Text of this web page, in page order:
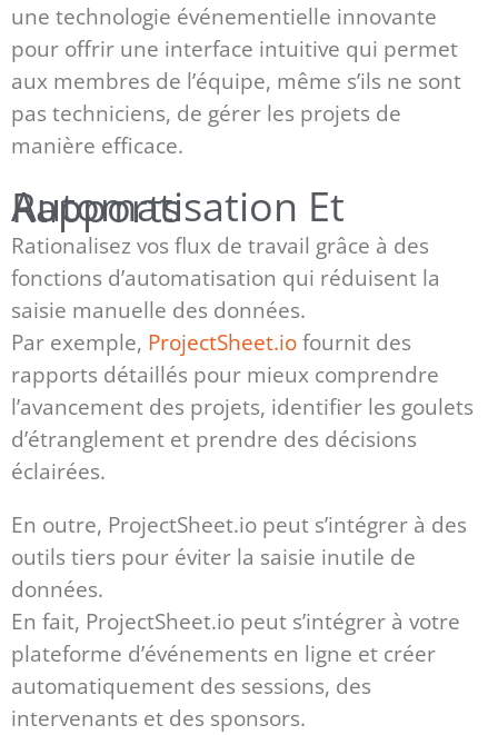
une technologie événementielle innovante
pour offrir une interface intuitive qui permet
aux membres de l’équipe, même s’ils ne sont
pas techniciens, de gérer les projets de
manière efficace.
Automatisation Et Rapports
Rationalisez vos flux de travail grâce à des
fonctions d’automatisation qui réduisent la
saisie manuelle des données.
Par exemple, ProjectSheet.iofournit des
rapports détaillés pour mieux comprendre
l’avancement des projets, identifier les goulets
d’étranglement et prendre des décisions
éclairées.
En outre, ProjectSheet.io peut s’intégrer à des
outils tiers pour éviter la saisie inutile de
données.
En fait, ProjectSheet.io peut s’intégrer à votre
plateforme d’événements en ligne et créer
automatiquement des sessions, des
intervenants et des sponsors.